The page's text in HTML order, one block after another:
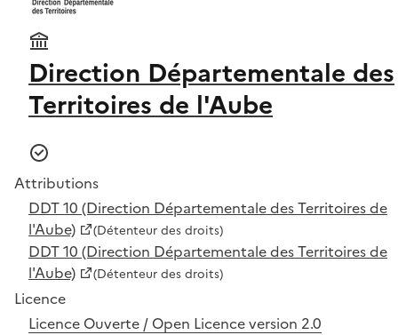
Direction Départementale des
Territoires de l'Aube
Attributions
DDT 10 (Direction Départementale des Territoires de
l'Aube)
(Détenteur des droits)
DDT 10 (Direction Départementale des Territoires de
l'Aube)
(Détenteur des droits)
Licence
Licence Ouverte / Open Licence version 2.0